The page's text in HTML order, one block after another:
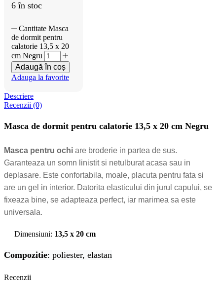
6 în stoc
Cantitate Masca
de dormit pentru
calatorie 13,5 x 20
cm Negru
Adaugă în coș
Adauga la favorite
Descriere
Recenzii (0)
Masca de dormit pentru calatorie 13,5 x 20 cm Negru
Masca pentru ochi are broderie in partea de sus.
Garanteaza un somn linistit si netulburat acasa sau in
deplasare. Este confortabila, moale, placuta pentru fata si
are un gel in interior. Datorita elasticului din jurul capului, se
fixeaza bine, se adapteaza perfect, iar marimea sa este
universala.
Dimensiuni: 13,5 x 20 cm
Compozitie: poliester, elastan
Recenzii